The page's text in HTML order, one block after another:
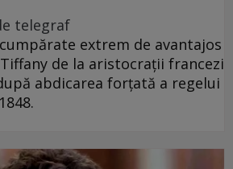
telegraf
extrem de avantajos
de la aristocrații francezi
abdicarea forțată a regelui